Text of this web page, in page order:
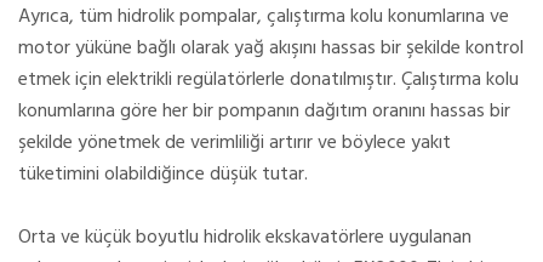
Ayrıca, tüm hidrolik pompalar, çalıştırma kolu konumlarına ve
motor yüküne bağlı olarak yağ akışını hassas bir şekilde kontrol
etmek için elektrikli regülatörlerle donatılmıştır. Çalıştırma kolu
konumlarına göre her bir pompanın dağıtım oranını hassas bir
şekilde yönetmek de verimliliği artırır ve böylece yakıt
tüketimini olabildiğince düşük tutar.
Orta ve küçük boyutlu hidrolik ekskavatörlere uygulanan